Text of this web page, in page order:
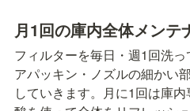
月1回の庫内全体メンテ
フィルターを毎日・週1回洗
アパッキン・ノズルの細かい
していきます。月に1回は庫